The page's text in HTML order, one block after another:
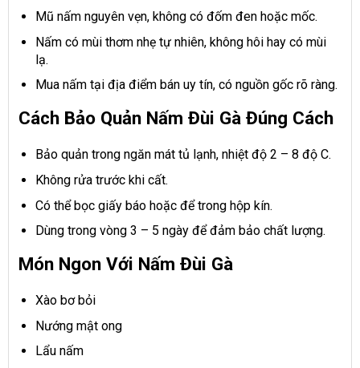
Mũ nấm nguyên vẹn, không có đốm đen hoặc mốc.
Nấm có mùi thơm nhẹ tự nhiên, không hôi hay có mùi
lạ.
Mua nấm tại địa điểm bán uy tín, có nguồn gốc rõ ràng.
Cách Bảo Quản Nấm Đùi Gà Đúng Cách
Bảo quản trong ngăn mát tủ lạnh, nhiệt độ 2 – 8 độ C.
Không rửa trước khi cất.
Có thể bọc giấy báo hoặc để trong hộp kín.
Dùng trong vòng 3 – 5 ngày để đảm bảo chất lượng.
Món Ngon Với Nấm Đùi Gà
Xào bơ bỏi
Nướng mật ong
Lẩu nấm